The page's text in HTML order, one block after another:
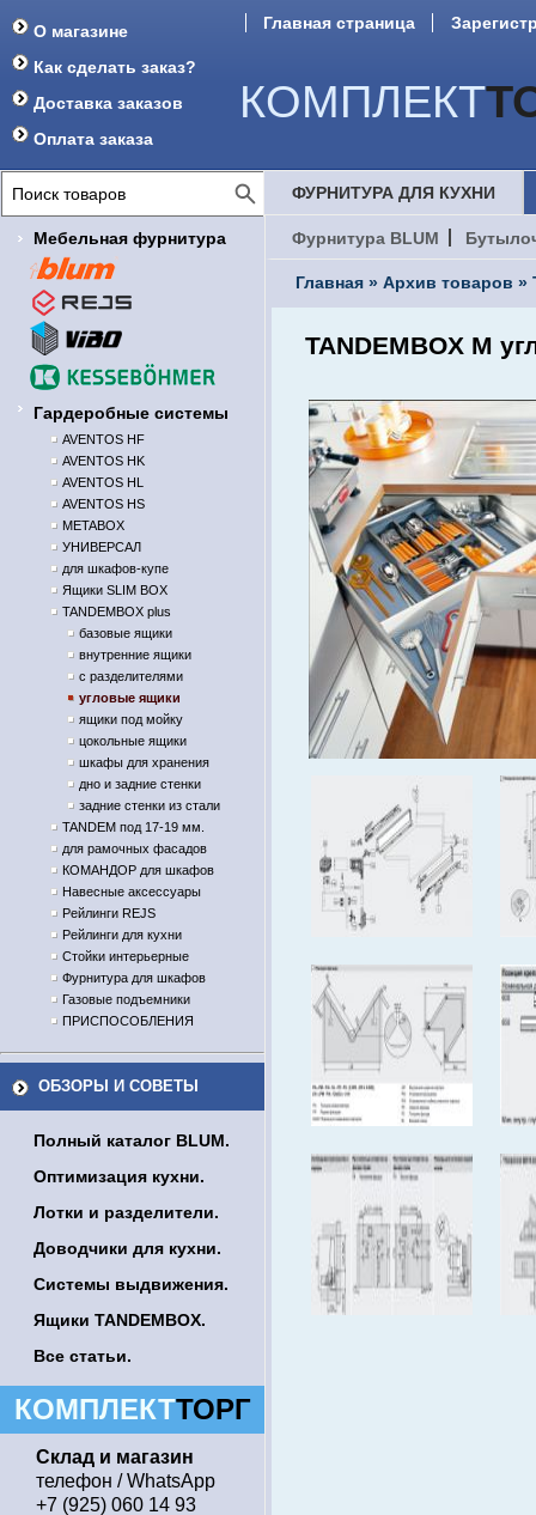
О магазине
Как сделать заказ?
Доставка заказов
Оплата заказа
Главная страница
КОМПЛЕКТ
Мебельная фурнитура
Гардеробные системы
AVENTOS HF
AVENTOS HK
AVENTOS HL
AVENTOS HS
METABOX
УНИВЕРСАЛ
для шкафов-купе
Ящики SLIM BOX
TANDEMBOX plus
базовые ящики
внутренние ящики
с разделителями
угловые ящики
ящики под мойку
цокольные ящики
шкафы для хранения
дно и задние стенки
задние стенки из стали
TANDEM под 17-19 мм.
для рамочных фасадов
КОМАНДОР для шкафов
Навесные аксессуары
Рейлинги REJS
Рейлинги для кухни
Стойки интерьерные
Фурнитура для шкафов
Газовые подъемники
ПРИСПОСОБЛЕНИЯ
ОБЗОРЫ И СОВЕТЫ
Полный каталог BLUM.
Оптимизация кухни.
Лотки и разделители.
Доводчики для кухни.
Системы выдвижения.
Ящики TANDEMBOX.
Все статьи.
КОМПЛЕКТТОРГ
Склад и магазин
телефон / WhatsApp
+7 (925) 060 14 93
ФУРНИТУРА ДЛЯ КУХНИ
Фурнитура BLUM
Главная » Архив товаров »
TANDEMBOX M